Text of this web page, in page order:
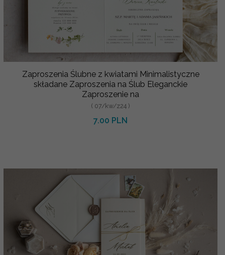
Zaproszenia Ślubne z kwiatami Minimalistyczne
składane Zaproszenia na Ślub Eleganckie
Zaproszenie na
( 07/kw/z24 )
7.00 PLN